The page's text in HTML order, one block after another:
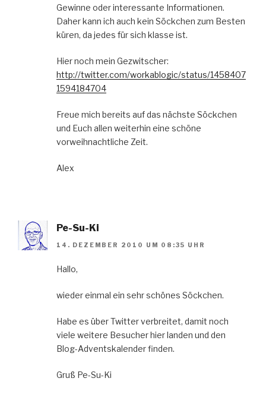
Gewinne oder interessante Informationen.
Daher kann ich auch kein Söckchen zum Besten
küren, da jedes für sich klasse ist.
Hier noch mein Gezwitscher:
http://twitter.com/workablogic/status/1458407
1594184704
Freue mich bereits auf das nächste Söckchen
und Euch allen weiterhin eine schöne
vorweihnachtliche Zeit.
Alex
Pe-Su-Ki
14. DEZEMBER 2010 UM 08:35 UHR
Hallo,
wieder einmal ein sehr schönes Söckchen.
Habe es über Twitter verbreitet, damit noch
viele weitere Besucher hier landen und den
Blog-Adventskalender finden.
Gruß Pe-Su-Ki